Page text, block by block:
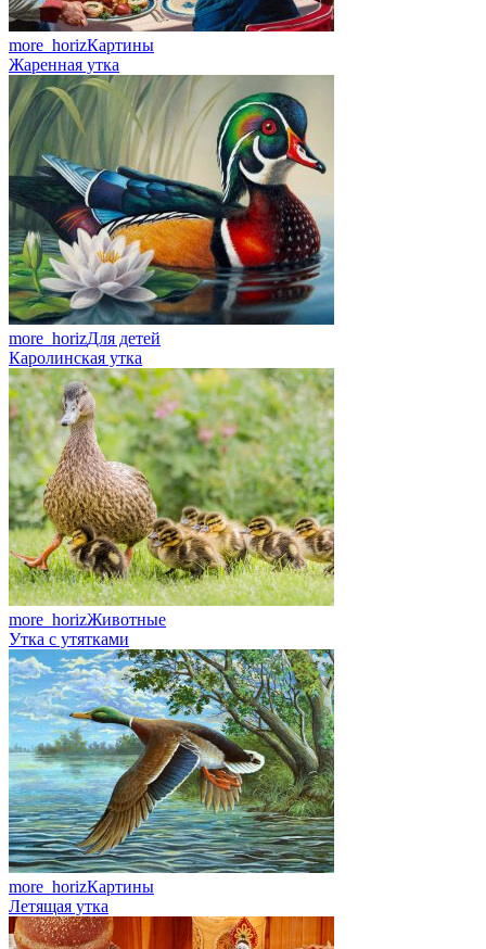
more_horizКартины
Жаренная утка
more_horizДля детей
Каролинская утка
more_horizЖивотные
Утка с утятками
more_horizКартины
Летящая утка